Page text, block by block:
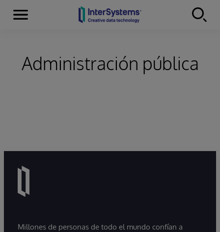
Skip to content
Secciones
Administración pública
Millones de personas de todo el mundo confían a